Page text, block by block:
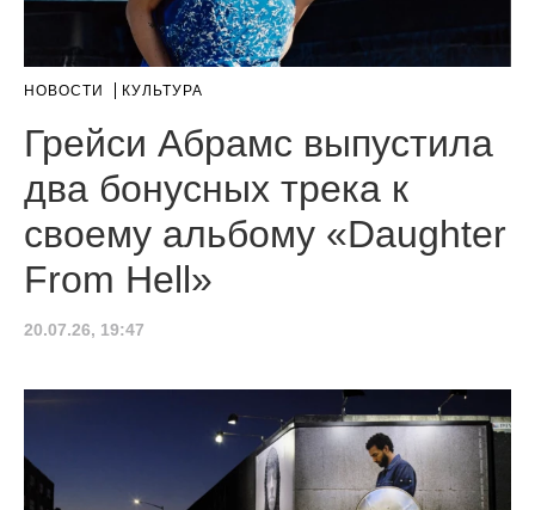
НОВОСТИ КУЛЬТУРА
Грейси Абрамс выпустила
два бонусных трека к
своему альбому «Daughter
From Hell»
20.07.26, 19:47